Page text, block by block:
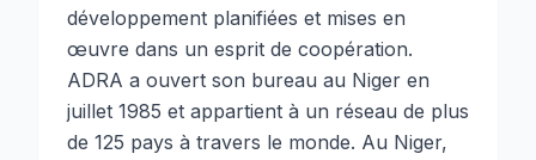
développement planifiées et mises en
œuvre dans un esprit de coopération.
ADRA a ouvert son bureau au Niger en
juillet 1985 et appartient à un réseau de plus
de 125 pays à travers le monde. Au Niger,